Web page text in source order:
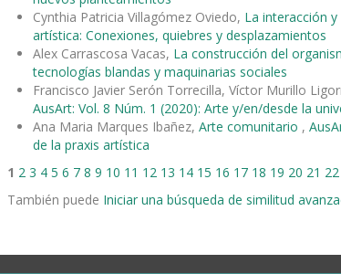
Cynthia Patricia Villagómez Oviedo, La interacción
artística: Conexiones, quiebres y desplazamientos
Alex Carrascosa Vacas, La construcción del
tecnologías blandas y maquinarias sociales
Francisco Javier Serón Torrecilla, Víctor Murillo
AusArt: Vol. 8 Núm. 1 (2020): Arte y/en/desde la
Ana Maria Marques Ibañez, Arte comunitario ,
de la praxis artística
1 2 3 4 5 6 7 8 9 10 11 12 13 14 15 16 17 18 19 20 21 22
También puede Iniciar una búsqueda de similitud